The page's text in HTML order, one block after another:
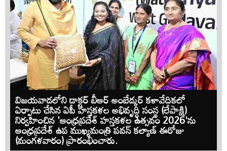
విజయవాడలోని డాక్టర్ బీఆర్ అంబేడ్కర్ కళావేదికలో
ఏర్పాటు చేసిన ఏపీ హస్తకళల అభివృద్ధి సంస్థ (లేపాక్షి)
నిర్వహించిన 'ఆంధ్రప్రదేశ్ హస్తకళల ఉత్సవం 2026'ను
ఆంధ్రప్రదేశ్ ఉప ముఖ్యమంత్రి పవన్ కల్యాణ్ ఈరోజు
(మంగళవారం) ప్రారంభించారు.